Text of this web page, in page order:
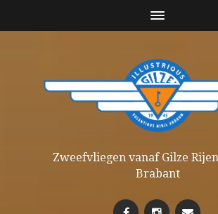
Zweefvliegen vanaf Gilze
Brabant